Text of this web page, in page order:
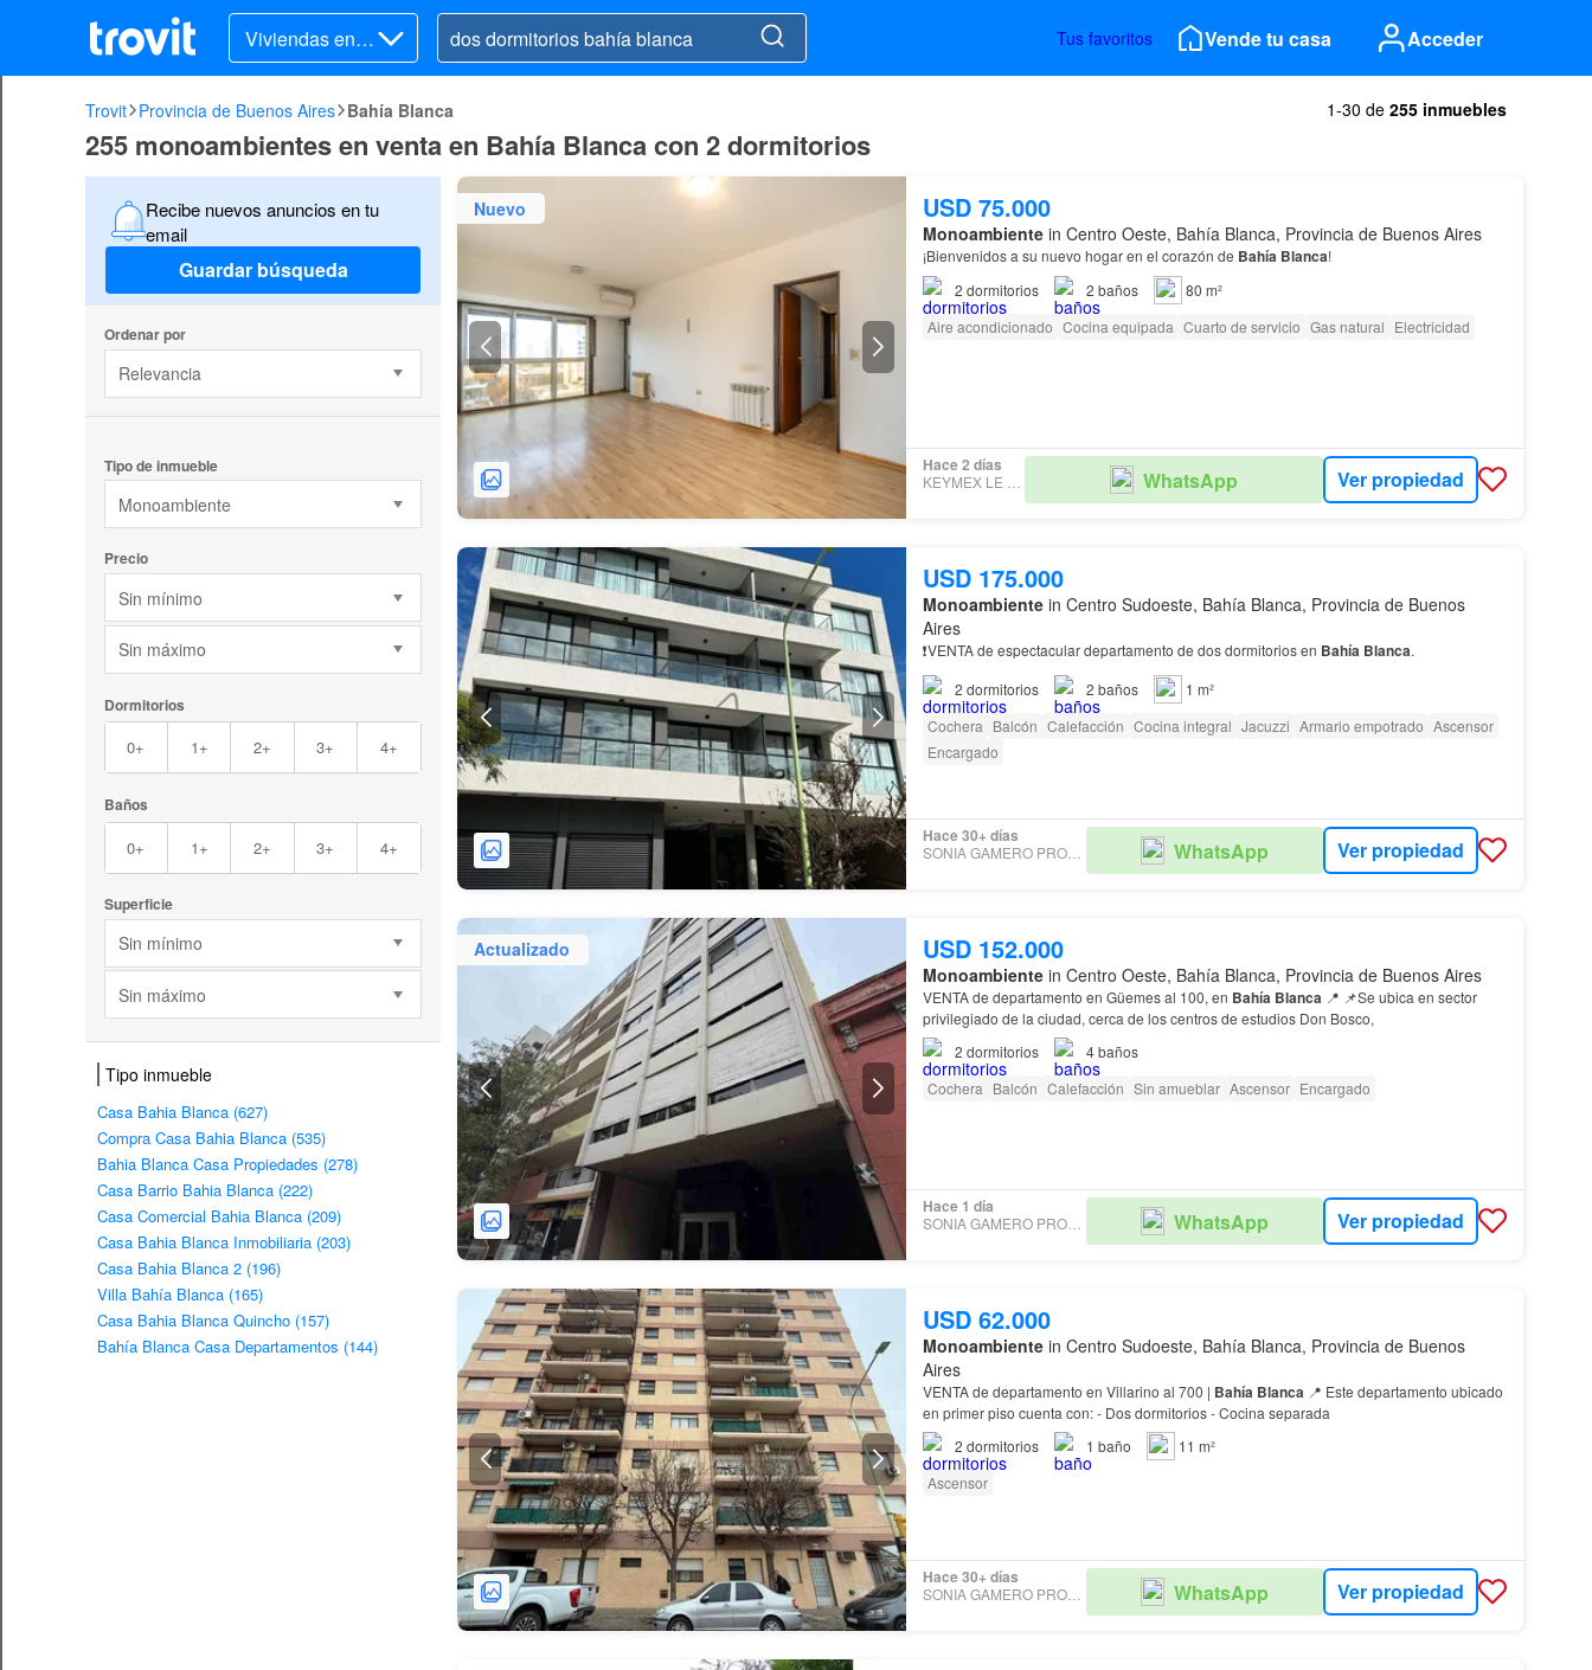
Viviendas en v
enta
Tus favoritos Vende tu casa Acceder
Trovit Provincia de Buenos Aires Bahía Blanca 1-30 de 255 inmuebles
255 monoambientes en venta en Bahía Blanca con 2 dormitorios
Recibe nuevos anuncios en tu
email
Guardar búsqueda
Ordenar por
Relevancia
Tipo de inmueble
Monoambiente
Precio
Sin mínimo
Sin máximo
Dormitorios
0+ 1+ 2+ 3+ 4+
Baños
0+ 1+ 2+ 3+ 4+
Superficie
Sin mínimo
Sin máximo
Tipo inmueble
Casa Bahia Blanca (627)
Compra Casa Bahia Blanca (535)
Bahia Blanca Casa Propiedades (278)
Casa Barrio Bahia Blanca (222)
Casa Comercial Bahia Blanca (209)
Casa Bahia Blanca Inmobiliaria (203)
Casa Bahia Blanca 2 (196)
Villa Bahía Blanca (165)
Casa Bahia Blanca Quincho (157)
Bahía Blanca Casa Departamentos (144)
Nuevo USD 75.000
Monoambientein Centro Oeste, Bahía Blanca, Provincia de Buenos Aires
¡Bienvenidos a su nuevo hogar en el corazón de Bahía Blanca!
2 dormitorios 2 baños
80 m²
Aire acondicionado Cocina equipada Cuarto de servicio Gas natural Electricidad
Hace 2 días
KEYMEX LE ROSE WhatsApp Ver propiedad
USD 175.000
Monoambientein Centro Sudoeste, Bahía Blanca, Provincia de Buenos
Aires
❗VENTA de espectacular departamento de dos dormitorios en Bahía Blanca.
2 dormitorios 2 baños
1 m²
Cochera Balcón Calefacción Cocina integral Jacuzzi Armario empotrado Ascensor
Encargado
Hace 30+ días
SONIA GAMERO PROPIEDADES 3 WhatsApp Ver propiedad
Actualizado USD 152.000
Monoambientein Centro Oeste, Bahía Blanca, Provincia de Buenos Aires
VENTA de departamento en Güemes al 100, en Bahía Blanca 📍 📌Se ubica en sector
privilegiado de la ciudad, cerca de los centros de estudios Don Bosco,
2 dormitorios 4baños
Cochera Balcón Calefacción Sin amueblar Ascensor Encargado
Hace 1 día
SONIA GAMERO PROPIEDADES 3 WhatsApp Ver propiedad
USD 62.000
Monoambientein Centro Sudoeste, Bahía Blanca, Provincia de Buenos
Aires
VENTA de departamento en Villarino al 700 | Bahía Blanca 📍 Este departamento ubicado
en primer piso cuenta con: - Dos dormitorios - Cocina separada
2 dormitorios 1 baño
11 m²
Ascensor
Hace 30+ días
SONIA GAMERO PROPIEDADES 3 WhatsApp Ver propiedad